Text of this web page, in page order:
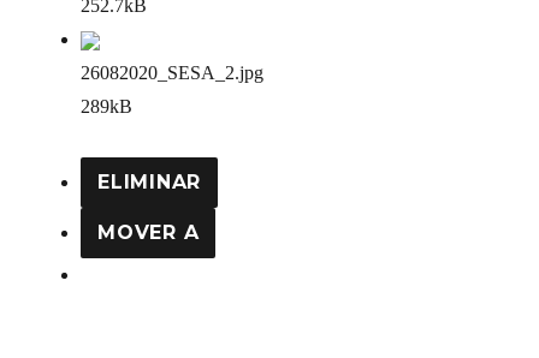
252.7kB
26082020_SESA_2.jpg
289kB
ELIMINAR
MOVER A